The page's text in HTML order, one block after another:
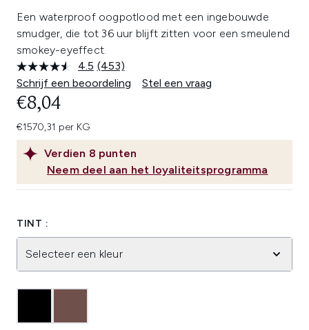
Een waterproof oogpotlood met een ingebouwde
smudger, die tot 36 uur blijft zitten voor een smeulend
smokey-eyeffect.
4.5 Lees
453
beoordelingen.
(453)
Schrijf een beoordeling
Stel een vraag
Verdien 8 punten
Neem deel aan het loyaliteitsprogramma
€8,04
€1570,31 per KG
TINT :
Selecteer een kleur